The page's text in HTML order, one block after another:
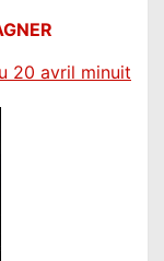
20 avril minuit